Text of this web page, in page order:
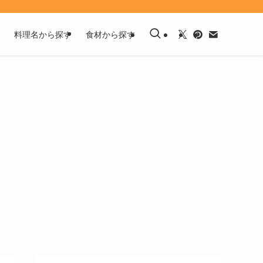
料理名から探す 食材から探す